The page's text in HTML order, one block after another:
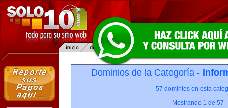
Dominios de la Categoría -
57 dominios en esta
Mostrando 1 de 57